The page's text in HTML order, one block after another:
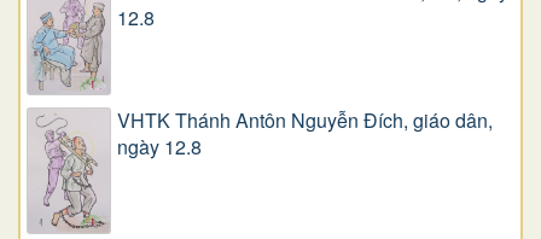
12.8
VHTK Thánh Antôn Nguyễn Ðích, giáo dân,
ngày 12.8